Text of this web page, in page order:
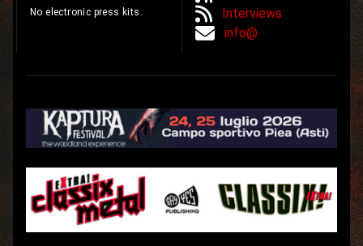
No electronic press kits.
Interviews
info@